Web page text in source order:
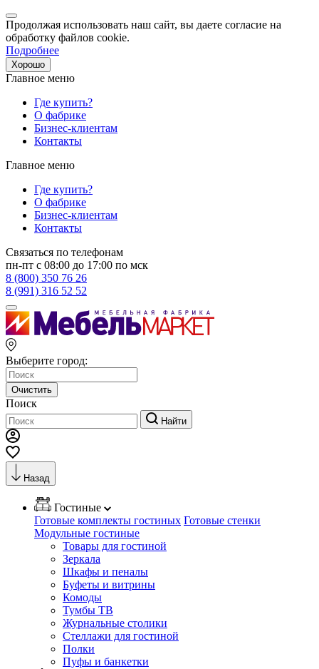
Продолжая использовать наш сайт, вы даете согласие на
обработку файлов cookie.
Подробнее
Хорошо
Главное меню
Где купить?
О фабрике
Бизнес-клиентам
Контакты
Главное меню
Где купить?
О фабрике
Бизнес-клиентам
Контакты
Связаться по телефонам
пн-пт с 08:00 до 17:00 по мск
8 (800) 350 76 26
8 (991) 316 52 52
Выберите город:
Очистить
Поиск
Найти
Назад
Гостиные
Готовые комплекты гостиных Готовые стенки
Модульные гостиные
Товары для гостиной
Зеркала
Шкафы и пеналы
Буфеты и витрины
Комоды
Тумбы ТВ
Журнальные столики
Стеллажи для гостиной
Полки
Пуфы и банкетки